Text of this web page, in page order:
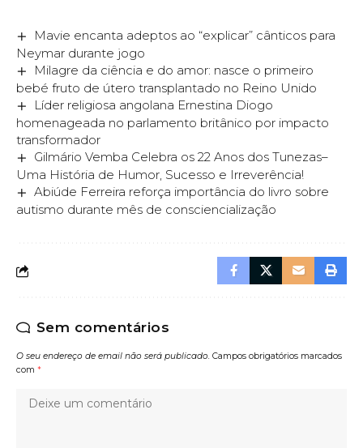
Mavie encanta adeptos ao “explicar” cânticos para
Neymar durante jogo
Milagre da ciência e do amor: nasce o primeiro
bebé fruto de útero transplantado no Reino Unido
Líder religiosa angolana Ernestina Diogo
homenageada no parlamento britânico por impacto
transformador
Gilmário Vemba Celebra os 22 Anos dos Tunezas–
Uma História de Humor, Sucesso e Irreverência!
Abiúde Ferreira reforça importância do livro sobre
autismo durante mês de consciencialização
Sem comentários
O seu endereço de email não será publicado. Campos obrigatórios marcados
com *